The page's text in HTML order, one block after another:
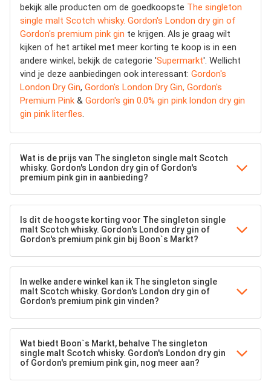
bekijk alle producten om de goedkoopste The singleton
single malt Scotch whisky. Gordon's London dry gin of
Gordon's premium pink gin te krijgen. Als je graag wilt
kijken of het artikel met meer korting te koop is in een
andere winkel, bekijk de categorie 'Supermarkt'. Wellicht
vind je deze aanbiedingen ook interessant: Gordon's
London Dry Gin, Gordon's London Dry Gin, Gordon's
Premium Pink & Gordon's gin 0.0% gin pink london dry gin
gin pink literfles.
Wat is de prijs van The singleton single malt Scotch
whisky. Gordon's London dry gin of Gordon's
premium pink gin in aanbieding?
Is dit de hoogste korting voor The singleton single
malt Scotch whisky. Gordon's London dry gin of
Gordon's premium pink gin bij Boon`s Markt?
In welke andere winkel kan ik The singleton single
malt Scotch whisky. Gordon's London dry gin of
Gordon's premium pink gin vinden?
Wat biedt Boon`s Markt, behalve The singleton
single malt Scotch whisky. Gordon's London dry gin
of Gordon's premium pink gin, nog meer aan?